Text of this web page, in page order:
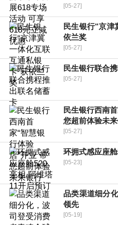
[05-27]
民生银行“京津
依兰奖
[05-27]
民生银行联合
[05-27]
民生银行西南
您超前体验未
[05-27]
环拥式感应座
[05-23]
品类渠道细分
领先
[05-19]